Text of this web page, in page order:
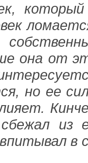
который
она от
но ее
из
в